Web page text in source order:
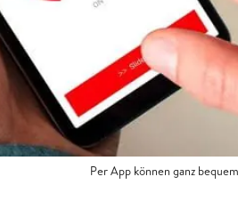
Per App können ganz